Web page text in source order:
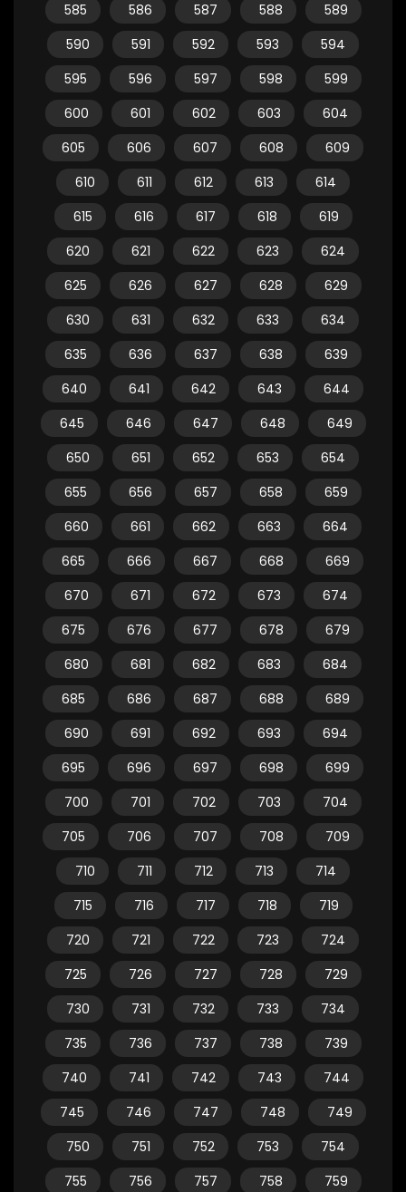
585
586 587 588
589
590
591 592 593
594
595
596 597 598
599
600
601 602 603
604
605
606 607 608
609
610
611 612 613
614
615
616 617 618
619
620
621 622 623
624
625
626 627 628
629
630
631 632 633
634
635
636 637 638
639
640
641 642 643
644
645
646 647 648
649
650
651 652 653
654
655
656 657 658
659
660
661 662 663
664
665
666 667 668
669
670
671 672 673
674
675
676 677 678
679
680
681 682 683
684
685
686 687 688
689
690
691 692 693
694
695
696 697 698
699
700
701 702 703
704
705
706 707 708
709
710
711 712 713
714
715
716 717 718
719
720
721 722 723
724
725
726 727 728
729
730
731 732 733
734
735
736 737 738
739
740
741 742 743
744
745
746 747 748
749
750
751 752 753
754
755
756 757 758
759